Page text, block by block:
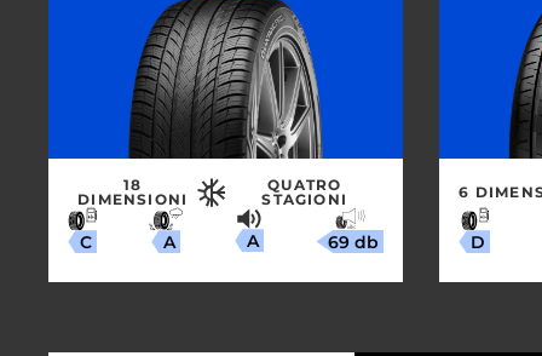
18
DIMENSIONI
QUATRO
STAGIONI
C A A 69 db
6
D